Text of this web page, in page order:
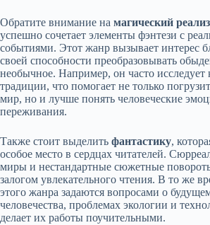
Обратите внимание на магический
успешно сочетает элементы фэнтези с
событиями. Этот жанр вызывает интерес
своей способности преобразовывать
необычное. Например, он часто исследует
традиции, что помогает не только
мир, но и лучше понять человеческие
переживания.
Также стоит выделить фантастику,
особое место в сердцах читателей.
миры и нестандартные сюжетные
залогом увлекательного чтения. В то же
этого жанра задаются вопросами о
человечества, проблемах экологии и
делает их работы поучительными.